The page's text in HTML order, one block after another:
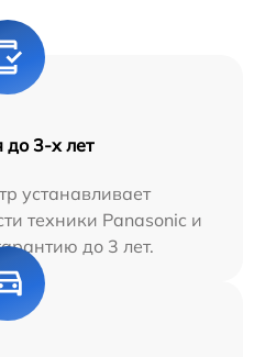
до 3-х лет
устанавливает
техники Panasonic и
до 3 лет.